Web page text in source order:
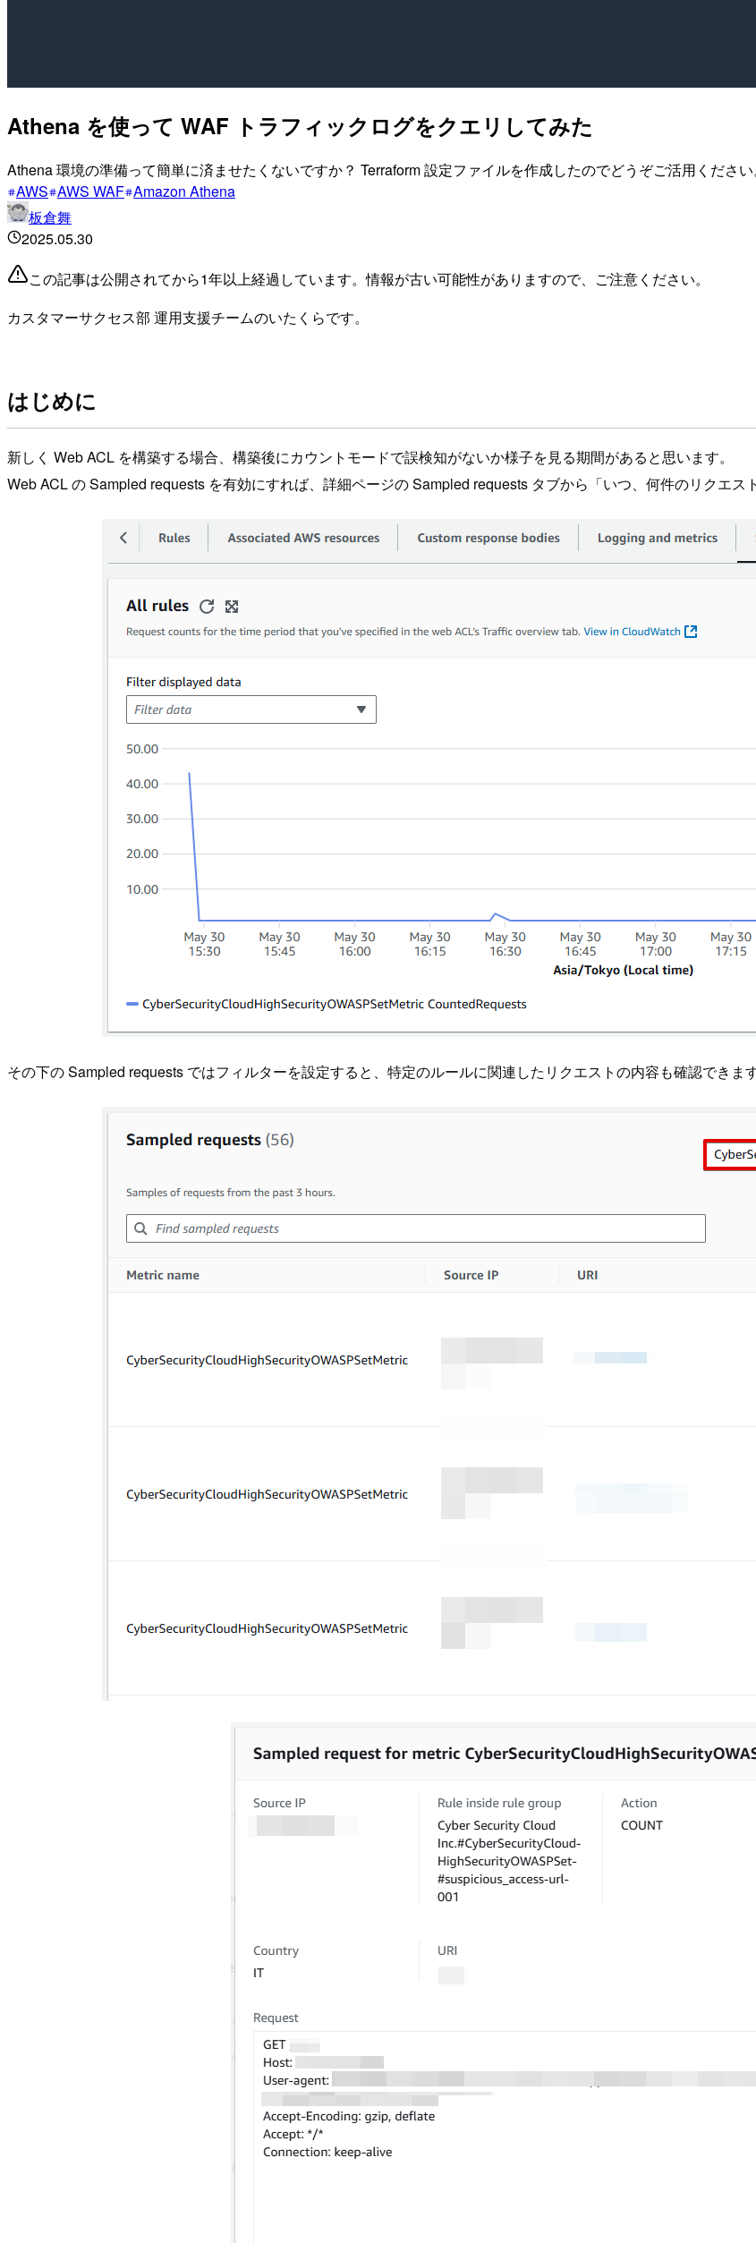
Athena を使って WAF トラフィックログをクエリしてみた
Athena 環境の準備って簡単に済ませたくないですか？ Terraform 設定ファイルを作成したのでどうぞご活用ください
AWS AWS WAF Amazon Athena
板倉舞
2025.05.30
この記事は公開されてから1年以上経過しています。情報が古い可能性がありますので、ご注意ください。
カスタマーサクセス部 運用支援チームのいたくらです。
はじめに
新しく Web ACL を構築する場合、構築後にカウントモードで誤検知がないか様子を見る期間があると思います。
Web ACL の Sampled requests を有効にすれば、詳細ページの Sampled requests タブから「いつ、何件のリクエス
その下の Sampled requests ではフィルターを設定すると、特定のルールに関連したリクエストの内容も確認できます